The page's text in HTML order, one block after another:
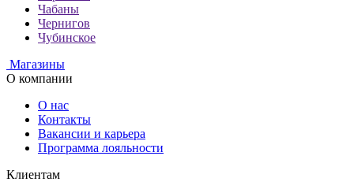
Чабаны
Чернигов
Чубинское
Магазины
О компании
О нас
Контакты
Вакансии и карьера
Программа лояльности
Клиентам